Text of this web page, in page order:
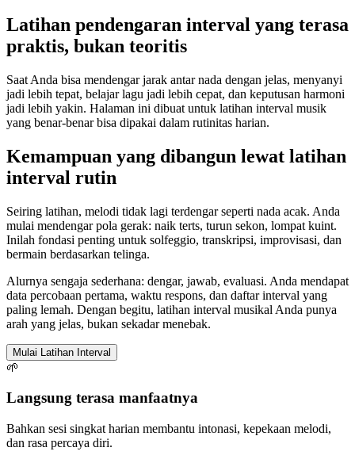
Latihan pendengaran interval yang terasa
praktis, bukan teoritis
Saat Anda bisa mendengar jarak antar nada dengan jelas, menyanyi
jadi lebih tepat, belajar lagu jadi lebih cepat, dan keputusan harmoni
jadi lebih yakin. Halaman ini dibuat untuk latihan interval musik
yang benar-benar bisa dipakai dalam rutinitas harian.
Kemampuan yang dibangun lewat latihan
interval rutin
Seiring latihan, melodi tidak lagi terdengar seperti nada acak. Anda
mulai mendengar pola gerak: naik terts, turun sekon, lompat kuint.
Inilah fondasi penting untuk solfeggio, transkripsi, improvisasi, dan
bermain berdasarkan telinga.
Alurnya sengaja sederhana: dengar, jawab, evaluasi. Anda mendapat
data percobaan pertama, waktu respons, dan daftar interval yang
paling lemah. Dengan begitu, latihan interval musikal Anda punya
arah yang jelas, bukan sekadar menebak.
Mulai Latihan Interval
🌱
Langsung terasa manfaatnya
Bahkan sesi singkat harian membantu intonasi, kepekaan melodi,
dan rasa percaya diri.